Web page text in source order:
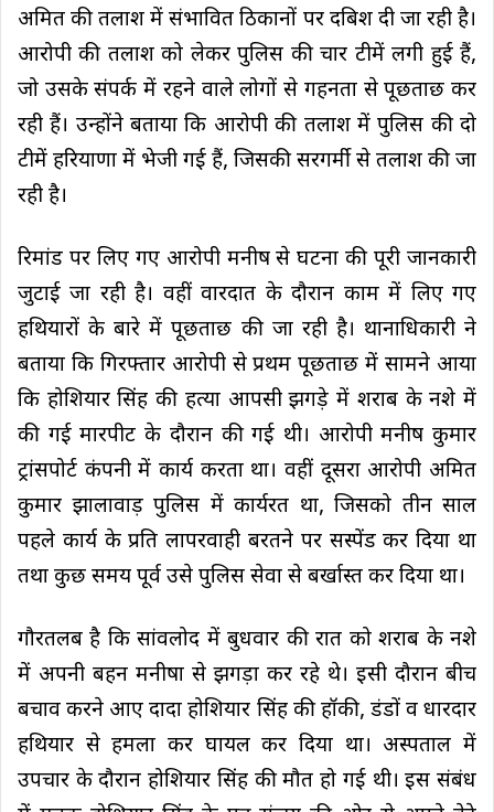
अमित की तलाश में संभावित ठिकानों पर दबिश दी जा रही है।
आरोपी की तलाश को लेकर पुलिस की चार टीमें लगी हुई हैं,
जो उसके संपर्क में रहने वाले लोगों से गहनता से पूछताछ कर
रही हैं। उन्होंने बताया कि आरोपी की तलाश में पुलिस की दो
टीमें हरियाणा में भेजी गई हैं, जिसकी सरगर्मी से तलाश की जा
रही है।
रिमांड पर लिए गए आरोपी मनीष से घटना की पूरी जानकारी
जुटाई जा रही है। वहीं वारदात के दौरान काम में लिए गए
हथियारों के बारे में पूछताछ की जा रही है। थानाधिकारी ने
बताया कि गिरफ्तार आरोपी से प्रथम पूछताछ में सामने आया
कि होशियार सिंह की हत्या आपसी झगड़े में शराब के नशे में
की गई मारपीट के दौरान की गई थी। आरोपी मनीष कुमार
ट्रांसपोर्ट कंपनी में कार्य करता था। वहीं दूसरा आरोपी अमित
कुमार झालावाड़ पुलिस में कार्यरत था, जिसको तीन साल
पहले कार्य के प्रति लापरवाही बरतने पर सस्पेंड कर दिया था
तथा कुछ समय पूर्व उसे पुलिस सेवा से बर्खास्त कर दिया था।
गौरतलब है कि सांवलोद में बुधवार की रात को शराब के नशे
में अपनी बहन मनीषा से झगड़ा कर रहे थे। इसी दौरान बीच
बचाव करने आए दादा होशियार सिंह की हॉकी, डंडों व धारदार
हथियार से हमला कर घायल कर दिया था। अस्पताल में
उपचार के दौरान होशियार सिंह की मौत हो गई थी। इस संबंध